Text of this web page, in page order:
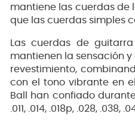
mantiene las cuerdas de
que las cuerdas simples
Las cuerdas de
mantienen la sensación y
revestimiento,
con el tono vibrante en
Ball han confiado
.011, .014, .018p, .028, .038,